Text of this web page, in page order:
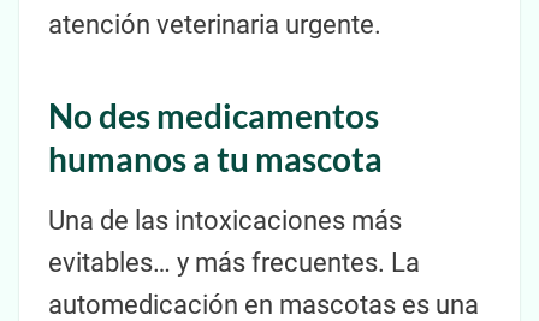
atención veterinaria urgente.
No des medicamentos
humanos a tu mascota
Una de las intoxicaciones más
evitables… y más frecuentes. La
automedicación en mascotas es una